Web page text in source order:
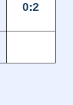
0:2